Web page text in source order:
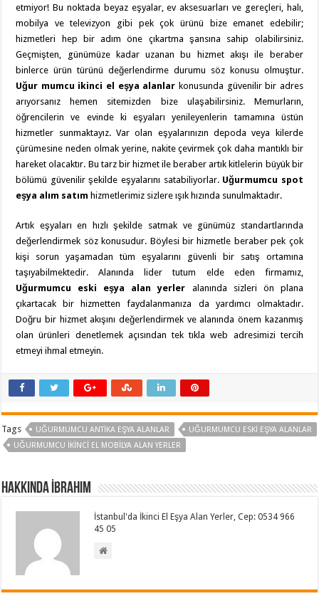
etmiyor! Bu noktada beyaz eşyalar, ev aksesuarları ve gereçleri, halı,
mobilya ve televizyon gibi pek çok ürünü bize emanet edebilir;
hizmetleri hep bir adım öne çıkartma şansına sahip olabilirsiniz.
Geçmişten, günümüze kadar uzanan bu hizmet akışı ile beraber
binlerce ürün türünü değerlendirme durumu söz konusu olmuştur.
Uğur mumcu ikinci el eşya alanlar konusunda güvenilir bir adres
arıyorsanız hemen sitemizden bize ulaşabilirsiniz. Memurların,
öğrencilerin ve evinde ki eşyaları yenileyenlerin tamamına üstün
hizmetler sunmaktayız. Var olan eşyalarınızın depoda veya kilerde
çürümesine neden olmak yerine, nakite çevirmek çok daha mantıklı bir
hareket olacaktır. Bu tarz bir hizmet ile beraber artık kitlelerin büyük bir
bölümü güvenilir şekilde eşyalarını satabiliyorlar. Uğurmumcu spot
eşya alım satım hizmetlerimiz sizlere ışık hızında sunulmaktadır.
Artık eşyaları en hızlı şekilde satmak ve günümüz standartlarında
değerlendirmek söz konusudur. Böylesi bir hizmetle beraber pek çok
kişi sorun yaşamadan tüm eşyalarını güvenli bir satış ortamına
taşıyabilmektedir. Alanında lider tutum elde eden firmamız,
Uğurmumcu eski eşya alan yerler alanında sizleri ön plana
çıkartacak bir hizmetten faydalanmanıza da yardımcı olmaktadır.
Doğru bir hizmet akışını değerlendirmek ve alanında önem kazanmış
olan ürünleri denetlemek açısından tek tıkla web adresimizi tercih
etmeyi ihmal etmeyin.
Tags UĞURMUMCU ANTIKA EŞYA ALANLAR
UĞURMUMCU ESKI EŞYA ALANLAR
UĞURMUMCU İKINCI EL MOBILYA ALAN YERLER
Hakkında İbrahim
İstanbul'da İkinci El Eşya Alan Yerler, Cep: 0534 966
45 05